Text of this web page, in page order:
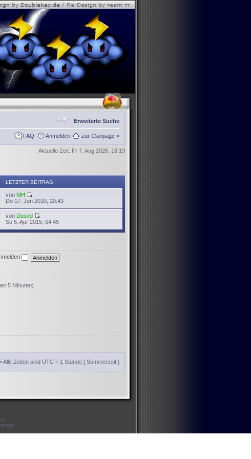
Erweiterte Suche
FAQ Anmelden zur Clanpage »
Aktuelle Zeit: Fr 7. Aug 2026, 18:19
LETZTER BEITRAG
von MH
Do 17. Jun 2010, 20:43
von Dused
So 5. Apr 2015, 04:45
5 Minuten)
• Alle Zeiten sind UTC + 1 Stunde [ Sommerzeit ]